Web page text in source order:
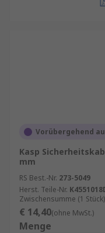
Vorübergehend
Kasp
mm
RS Best.-Nr. 273-5049
Herst. Teile-Nr.
Zwischensumme (1 Stück)
€ 14,40(ohne MwSt.)
Menge